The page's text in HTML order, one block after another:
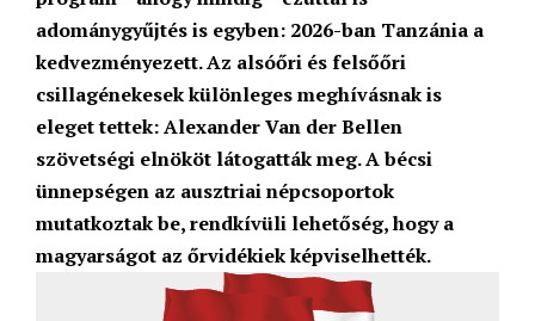
adománygyűjtés is egyben: 2026-ban Tanzánia a
kedvezményezett. Az alsóőri és felsőőri
csillagénekesek különleges meghívásnak is
eleget tettek: Alexander Van der Bellen
szövetségi elnököt látogatták meg. A bécsi
ünnepségen az ausztriai népcsoportok
mutatkoztak be, rendkívüli lehetőség, hogy a
magyarságot az őrvidékiek képviselhették.